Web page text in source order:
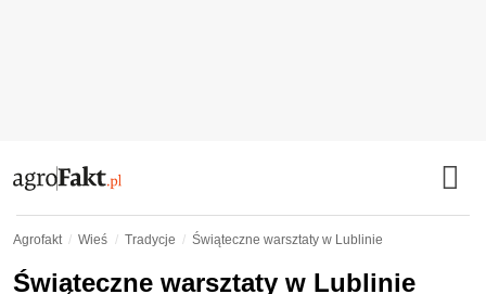
Agrofakt Wieś Tradycje Świąteczne warsztaty w Lublinie
Świąteczne warsztaty w Lublinie